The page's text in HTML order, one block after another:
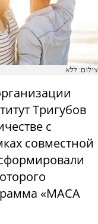
צילום: ללא
Тригубов
с
совместной
«МАСА